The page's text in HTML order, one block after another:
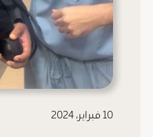
10 فبراير، 2024